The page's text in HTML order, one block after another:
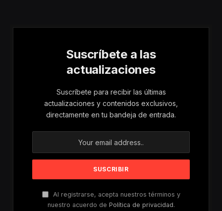
Para Mujeres Y Niñas
Suscríbete a las
actualizaciones
Suscríbete para recibir las últimas
actualizaciones y contenidos exclusivos,
directamente en tu bandeja de entrada.
Al registrarse, acepta nuestros términos y
nuestro acuerdo de Política de privacidad.